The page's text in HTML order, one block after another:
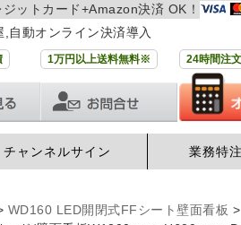
ットカード+Amazon決済 OK！
自動オンライン決済導入
1万円以上送料無料※ 24時間注
チャンネルサイン 業務特
WD160 LED開閉式FFシート壁面看板 >